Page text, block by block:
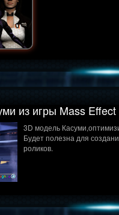
из игры Mass Effect
3D модель
Будет полезна для
роликов.